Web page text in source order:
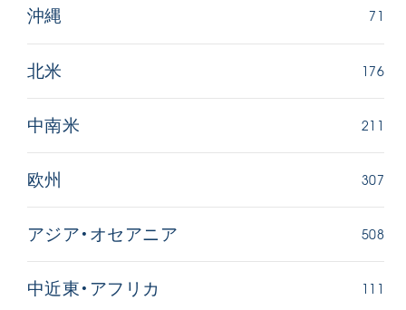
沖縄 71
北米 176
中南米 211
欧州 307
アジア・オセアニア 508
中近東・アフリカ 111